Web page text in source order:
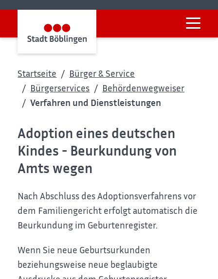
Startseite
Bürger & Service
Bürgerservices
Behördenwegweiser
Verfahren und Dienstleistungen
Adoption eines deutschen
Kindes - Beurkundung von
Amts wegen
Nach Abschluss des Adoptionsverfahrens vor
dem Familiengericht erfolgt automatisch die
Beurkundung im Geburtenregister.
Wenn Sie neue Geburtsurkunden
beziehungsweise neue beglaubigte